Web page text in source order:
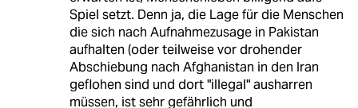
Spiel setzt. Denn ja, die Lage für die Menschen
die sich nach Aufnahmezusage in Pakistan
aufhalten (oder teilweise vor drohender
Abschiebung nach Afghanistan in den Iran
geflohen sind und dort "illegal" ausharren
müssen, ist sehr gefährlich und